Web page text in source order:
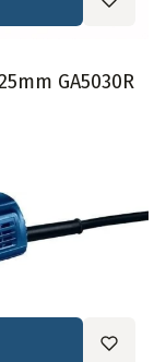
GA5030R